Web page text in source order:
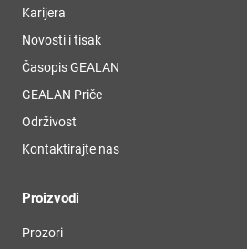
Karijera
Novosti i tisak
Časopis GEALAN
GEALAN Priče
Održivost
Kontaktirajte nas
Proizvodi
Prozori